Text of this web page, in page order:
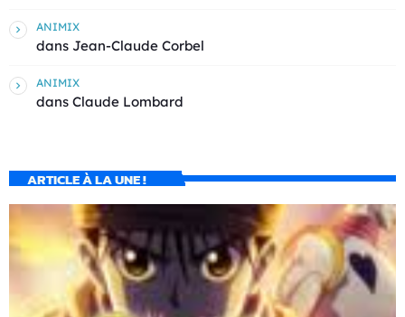
ANIMIX
dans Jean-Claude Corbel
ANIMIX
dans Claude Lombard
ARTICLE À LA UNE !